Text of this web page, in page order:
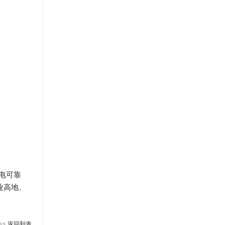
可靠
地、